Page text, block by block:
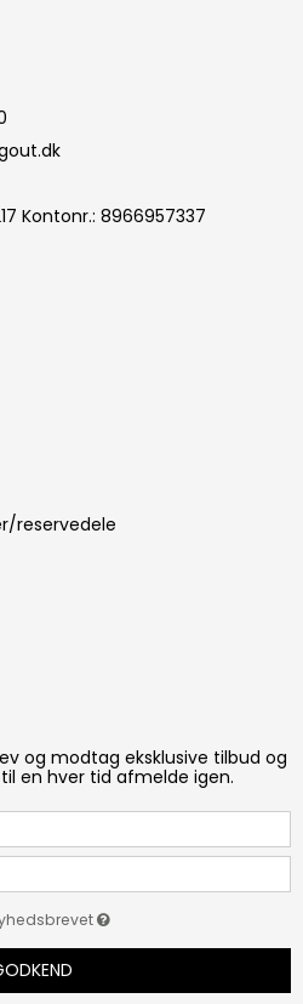
Kontonr.: 8966957337
reservedele
og modtag eksklusive tilbud og
en hver tid afmelde igen.